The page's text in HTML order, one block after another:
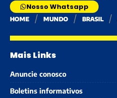
Nosso Whatsapp
HOME MUNDO BRASIL
Mais Links
Anuncie conosco
Boletins informativos